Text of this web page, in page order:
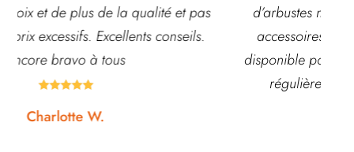
d’arbustes mais également de pots ou autre
accessoires de jardin. L’équipe est souvent
disponible pour échanger et conseiller. J’y vais
régulièrement et ne suis jamais déçue.